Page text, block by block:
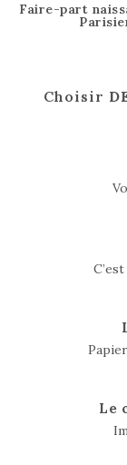
Faire-part
Choisir
Le